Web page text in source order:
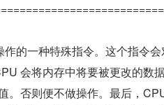
的一种特殊指令。这个指令
会将内存中将要被更改的数
。否则便不做操作。最后，